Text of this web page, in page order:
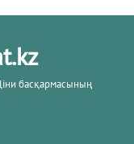
басқармасының